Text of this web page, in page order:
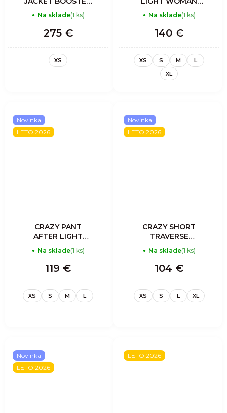
PROOF WOMAN -
ASTER
Na sklade(1 ks)
275 €
XS
DENIM
Na sklade(1 ks)
140 €
XS S M
L
XL
Novinka
LETO 2026
CRAZY PANT
AFTER LIGHT
WOMAN SULPHUR
Na sklade(1 ks)
119 €
XS S M L
Novinka
LETO 2026
CRAZY SHORT
TRAVERSE
WOMAN ASTER
Na sklade(1 ks)
104 €
XS S L XL
Novinka
LETO 2026
LETO 2026